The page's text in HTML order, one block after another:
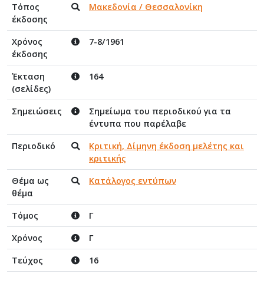
Τόπος
έκδοσης
Μακεδονία / Θεσσαλονίκη
Χρόνος
έκδοσης
7-8/1961
Έκταση
(σελίδες)
164
Σημειώσεις
Σημείωμα του περιοδικού για τα
έντυπα που παρέλαβε
Περιοδικό
Κριτική, Δίμηνη έκδοση μελέτης και
κριτικής
Θέμα ως
θέμα
Κατάλογος εντύπων
Τόμος
Γ
Χρόνος
Γ
Τεύχος
16